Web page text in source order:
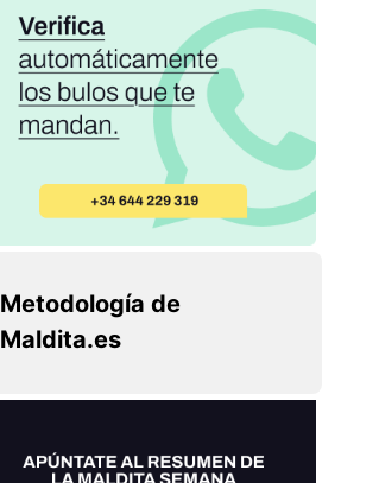
Metodología de
Maldita.es